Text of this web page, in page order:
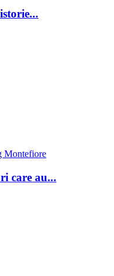
Montefiore
care au...